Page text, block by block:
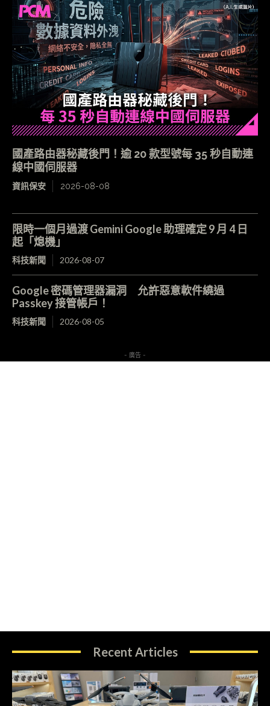
國產路由器秘藏後門！逾 20 款型號每 35 秒自動連
線中國伺服器
資訊保安 2026-08-08
限時一個月過渡 Gemini Google 助理確定 9 月 4 日
起「熄機」
科技新聞 2026-08-07
Google 密碼管理器漏洞 允許惡意軟件繞過
Passkey 接管帳戶！
科技新聞 2026-08-05
- 廣告 -
Recent Articles